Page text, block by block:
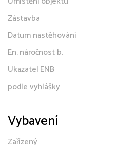
Zástavba
Datum nastěhování
En. náročnost b.
Ukazatel ENB
podle vyhlášky
Vybavení
Zařízený